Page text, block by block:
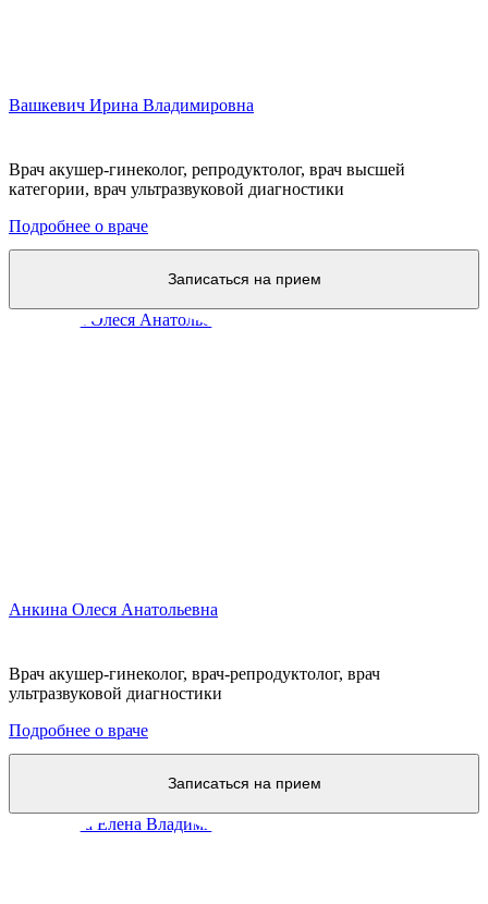
Вашкевич Ирина Владимировна
Врач акушер-гинеколог, репродуктолог, врач высшей
категории, врач ультразвуковой диагностики
Подробнее о враче
Записаться на прием
Анкина Олеся Анатольевна
Врач акушер-гинеколог, врач-репродуктолог, врач
ультразвуковой диагностики
Подробнее о враче
Записаться на прием